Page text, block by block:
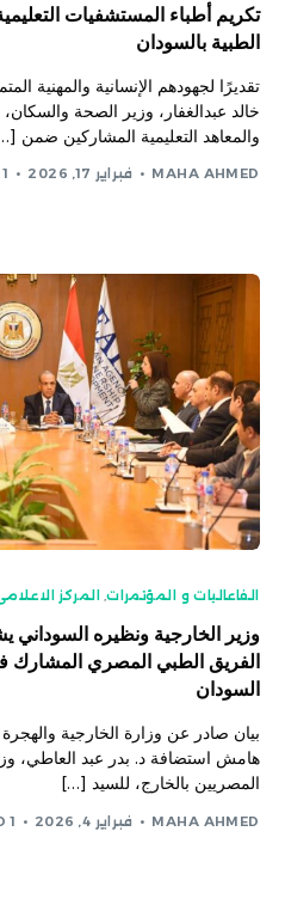
تكريم أطباء المستشفيات
الطبية بالسودان
تقديرًا لجهودهم الإنسانية والمهنية
خالد عبدالغفار، وزير الصحة
والمعاهد التعليمية المشاركين ضمن
MAHA AHMED فبراير 17, 2026 1 MIN READ
الفاعاليات و المؤتمرات, المركز
وزير الخارجية ونظيره السوداني
الفريق الطبي المصري المشارك
السودان
بيان صادر عن وزارة الخارجية
هامش استضافة د. بدر عبد العاطي،
المصريين بالخارج، للسيد […]
MAHA AHMED فبراير 4, 2026 1 MIN READ